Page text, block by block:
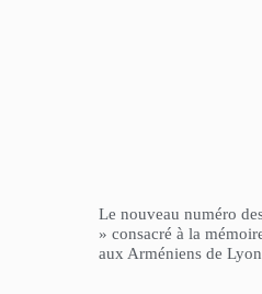
Le nouveau numéro
» consacré à la
aux Arméniens de Lyon